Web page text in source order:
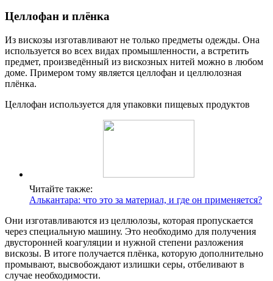
Целлофан и плёнка
Из вискозы изготавливают не только предметы одежды. Она
используется во всех видах промышленности, а встретить
предмет, произведённый из вискозных нитей можно в любом
доме. Примером тому является целлофан и целлюлозная
плёнка.
Целлофан используется для упаковки пищевых продуктов
Читайте также:
Алькантара: что это за материал, и где он применяется?
Они изготавливаются из целлюлозы, которая пропускается
через специальную машину. Это необходимо для получения
двусторонней коагуляции и нужной степени разложения
вискозы. В итоге получается плёнка, которую дополнительно
промывают, высвобождают излишки серы, отбеливают в
случае необходимости.